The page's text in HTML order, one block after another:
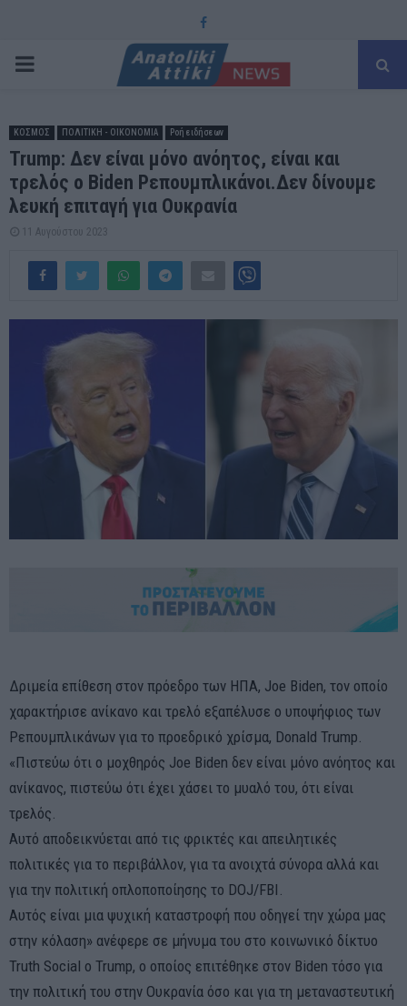
Facebook
PRIMARY
ΚΟΣΜΟΣ ΠΟΛΙΤΙΚΗ - ΟΙΚΟΝΟΜΙΑ Ροή ειδήσεων
Trump: Δεν είναι μόνο ανόητος, είναι και
τρελός ο Biden Ρεπουμπλικάνοι.Δεν δίνουμε
λευκή επιταγή για Ουκρανία
11 Αυγούστου 2023
Δριμεία επίθεση στον πρόεδρο των ΗΠΑ, Joe Biden, τον οποίο
χαρακτήρισε ανίκανο και τρελό εξαπέλυσε ο υποψήφιος των
Ρεπουμπλικάνων για το προεδρικό χρίσμα, Donald Trump.
«Πιστεύω ότι ο μοχθηρός Joe Biden δεν είναι μόνο ανόητος και
ανίκανος, πιστεύω ότι έχει χάσει το μυαλό του, ότι είναι
τρελός.
Αυτό αποδεικνύεται από τις φρικτές και απειλητικές
πολιτικές για το περιβάλλον, για τα ανοιχτά σύνορα αλλά και
για την πολιτική οπλοποποίησης το DOJ/FBI.
Αυτός είναι μια ψυχική καταστροφή που οδηγεί την χώρα μας
στην κόλαση» ανέφερε σε μήνυμα του στο κοινωνικό δίκτυο
Truth Social ο Trump, ο οποίος επιτέθηκε στον Biden τόσο για
την πολιτική του στην Ουκρανία όσο και για τη μεταναστευτική